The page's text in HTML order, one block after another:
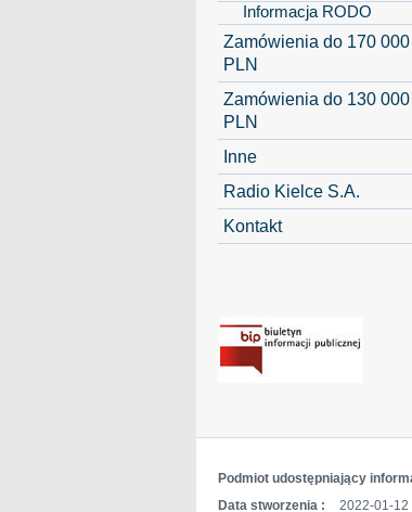
Informacja RODO
Zamówienia do 170 000
PLN
Zamówienia do 130 000
PLN
Inne
Radio Kielce S.A.
Kontakt
Podmiot udostępniający
Data stworzenia :
2022-01-12